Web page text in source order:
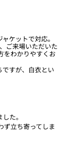
ケットで対応。
ご来場いただいた
をわかりやすくお
すが、白衣とい
た。
ず立ち寄ってしま